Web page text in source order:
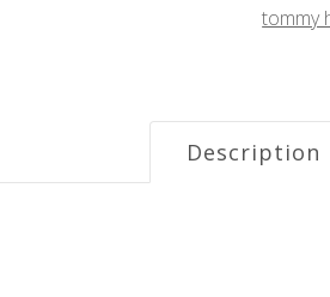
tommy
Description